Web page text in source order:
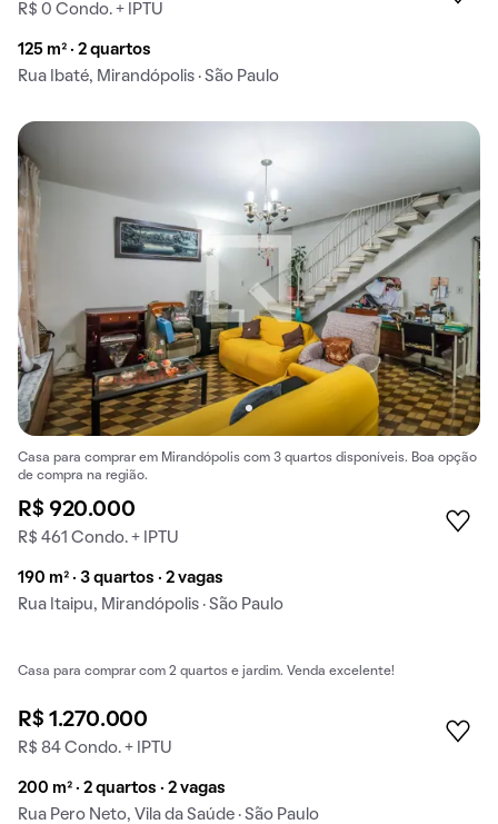
R$ 0 Condo. + IPTU
125 m² · 2 quartos
Rua Ibaté, Mirandópolis · São Paulo
Casa para comprar em Mirandópolis com 3 quartos disponíveis. Boa opção
de compra na região.
R$ 920.000
R$ 461 Condo. + IPTU
190 m² · 3 quartos · 2 vagas
Rua Itaipu, Mirandópolis · São Paulo
Casa para comprar com 2 quartos e jardim. Venda excelente!
R$ 1.270.000
R$ 84 Condo. + IPTU
200 m² · 2 quartos · 2 vagas
Rua Pero Neto, Vila da Saúde · São Paulo